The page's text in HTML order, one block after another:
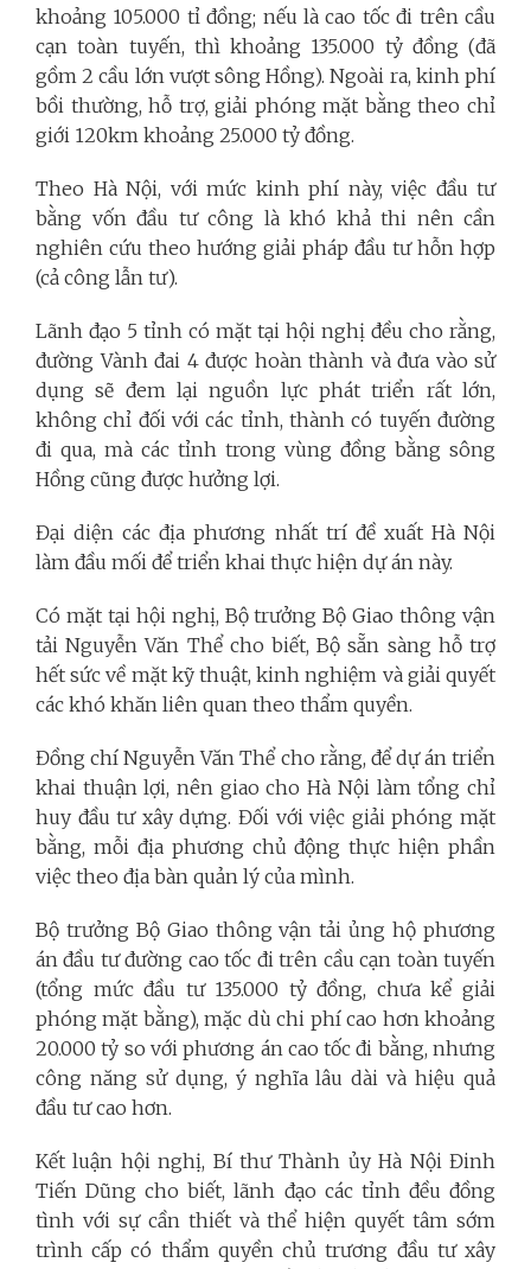
khoảng 105.000 tỉ đồng; nếu là cao tốc đi trên cầu
cạn toàn tuyến, thì khoảng 135.000 tỷ đồng (đã
gồm 2 cầu lớn vượt sông Hồng). Ngoài ra, kinh phí
bồi thường, hỗ trợ, giải phóng mặt bằng theo chỉ
giới 120km khoảng 25.000 tỷ đồng.
Theo Hà Nội, với mức kinh phí này, việc đầu tư
bằng vốn đầu tư công là khó khả thi nên cần
nghiên cứu theo hướng giải pháp đầu tư hỗn hợp
(cả công lẫn tư).
Lãnh đạo 5 tỉnh có mặt tại hội nghị đều cho rằng,
đường Vành đai 4 được hoàn thành và đưa vào sử
dụng sẽ đem lại nguồn lực phát triển rất lớn,
không chỉ đối với các tỉnh, thành có tuyến đường
đi qua, mà các tỉnh trong vùng đồng bằng sông
Hồng cũng được hưởng lợi.
Đại diện các địa phương nhất trí đề xuất Hà Nội
làm đầu mối để triển khai thực hiện dự án này.
Có mặt tại hội nghị, Bộ trưởng Bộ Giao thông vận
tải Nguyễn Văn Thể cho biết, Bộ sẵn sàng hỗ trợ
hết sức về mặt kỹ thuật, kinh nghiệm và giải quyết
các khó khăn liên quan theo thẩm quyền.
Đồng chí Nguyễn Văn Thể cho rằng, để dự án triển
khai thuận lợi, nên giao cho Hà Nội làm tổng chỉ
huy đầu tư xây dựng. Đối với việc giải phóng mặt
bằng, mỗi địa phương chủ động thực hiện phần
việc theo địa bàn quản lý của mình.
Bộ trưởng Bộ Giao thông vận tải ủng hộ phương
án đầu tư đường cao tốc đi trên cầu cạn toàn tuyến
(tổng mức đầu tư 135.000 tỷ đồng, chưa kể giải
phóng mặt bằng), mặc dù chi phí cao hơn khoảng
20.000 tỷ so với phương án cao tốc đi bằng, nhưng
công năng sử dụng, ý nghĩa lâu dài và hiệu quả
đầu tư cao hơn.
Kết luận hội nghị, Bí thư Thành ủy Hà Nội Đinh
Tiến Dũng cho biết, lãnh đạo các tỉnh đều đồng
tình với sự cần thiết và thể hiện quyết tâm sớm
trình cấp có thẩm quyền chủ trương đầu tư xây